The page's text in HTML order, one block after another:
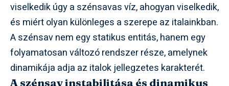
viselkedik úgy a szénsavas víz, ahogyan viselkedik,
és miért olyan különleges a szerepe az italainkban.
A szénsav nem egy statikus entitás, hanem egy
folyamatosan változó rendszer része, amelynek
dinamikája adja az italok jellegzetes karakterét.
A szénsav instabilitása és dinamikus